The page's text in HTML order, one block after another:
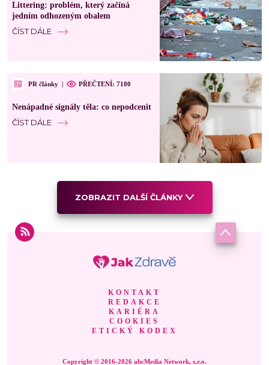
Littering: problém, který začíná
jedním odhozeným obalem
ČÍST DÁLE
PR články | PŘEČTENÍ: 7100
Nenápadné signály těla: co nepodcenit
ČÍST DÁLE
ZOBRAZIT DALŠÍ ČLÁNKY
KONTAKT
REDAKCE
KARIÉRA
COOKIES
ETICKÝ KODEX
Copyright © 2016-2026 abcMedia Network, s.r.o.